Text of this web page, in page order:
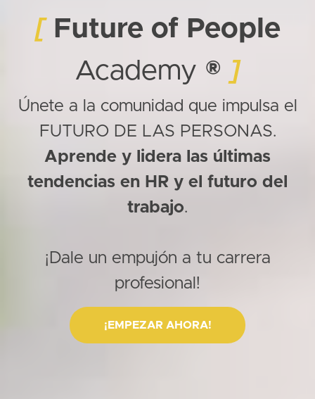
[ Future of People
Academy ® ]
Únete a la comunidad que impulsa el
FUTURO DE LAS PERSONAS.
Aprende y lidera las últimas
tendencias en HR y el futuro del
trabajo.
¡Dale un empujón a tu carrera
profesional!
¡EMPEZAR AHORA!